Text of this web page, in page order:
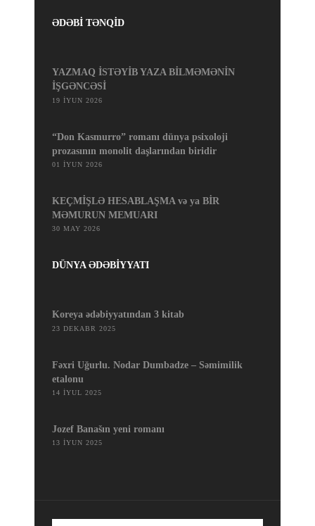
ƏDƏBİ TƏNQİD
YAZMAQ İSTƏYİB YAZA BİLMƏMƏNİN
İŞGƏNCƏSİ
19 İYUN 2026
“Don Kasmurro” romanı dünya psixoloji
prozasının monolit daşlarından biridir
01 İYUN 2026
KEÇMİŞLƏ HESABLAŞMA və ya BİR
MƏMURUN MEMUARI
30 MAY 2026
DÜNYA ƏDƏBİYYATI
Koreya ədəbiyyatından 3 kitab
23 DEKABR 2025
Fəxri Uğurlu. Nodar Dumbadze – Səmimilik
etalonu
14 İYUL 2025
Jozef Banašın yeni romanı
13 İYUN 2025